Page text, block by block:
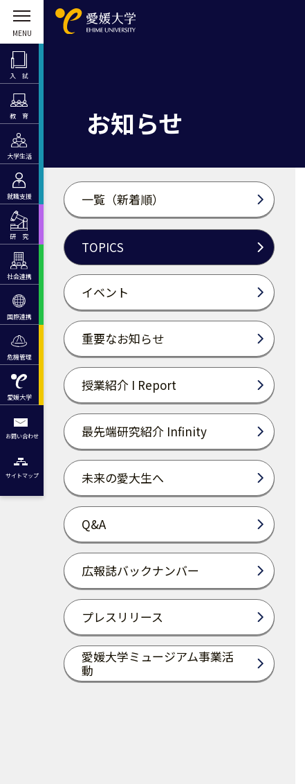
入 試
教 育
大学生活
就職支援
研 究
社会連携
国際連携
危機管理
愛媛大学
お問い合わせ
サイトマップ
お知らせ
一覧（新着順）
TOPICS
イベント
重要なお知らせ
授業紹介 I Report
最先端研究紹介 Infinity
未来の愛大生へ
Q&A
広報誌バックナンバー
プレスリリース
愛媛大学ミュージアム事業活
動